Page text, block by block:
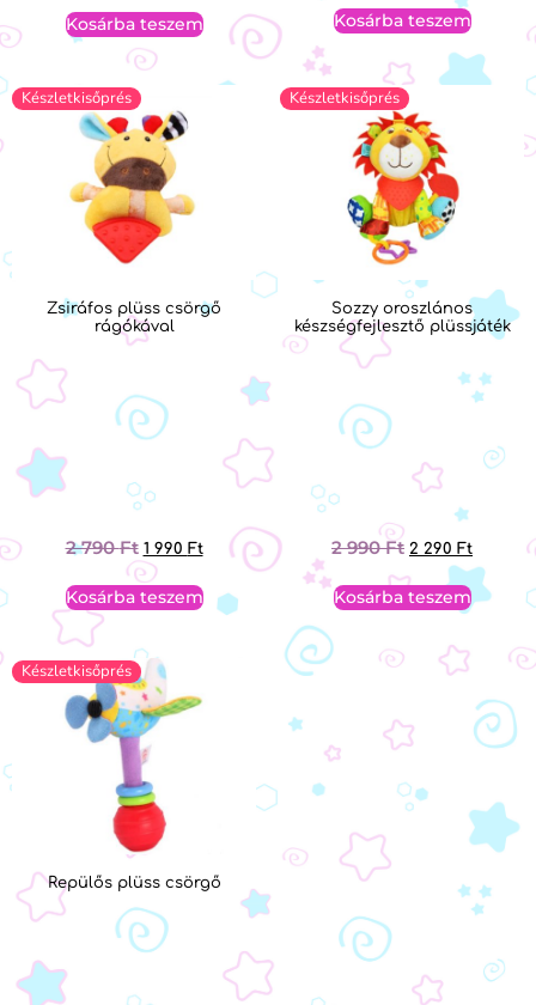
Kosárba teszem Kosárba teszem
Készletkisőprés
Zsiráfos plüss csörgő
rágókával
2 790Ft 1 990 Ft
Kosárba teszem
Készletkisőprés
Sozzy oroszlános
készségfejlesztő plüssjáték
2 990Ft 2 290 Ft
Kosárba teszem
Készletkisőprés
Repülős plüss csörgő